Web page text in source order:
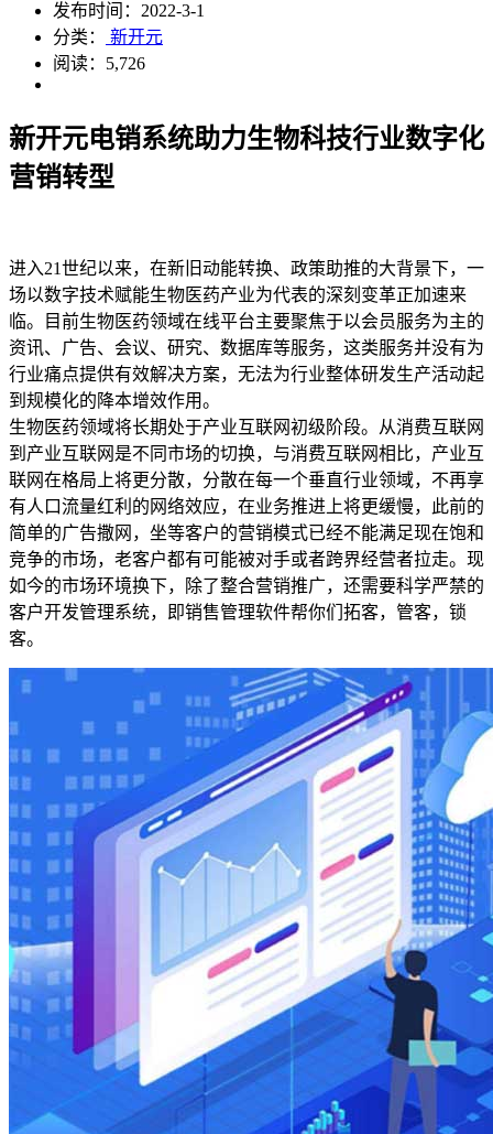
发布时间：2022-3-1
分类：
新开元
阅读：5,726
新开元电销系统助力生物科技行业数字化
营销转型
进入21世纪以来，在新旧动能转换、政策助推的大背景下，一
场以数字技术赋能生物医药产业为代表的深刻变革正加速来
临。目前生物医药领域在线平台主要聚焦于以会员服务为主的
资讯、广告、会议、研究、数据库等服务，这类服务并没有为
行业痛点提供有效解决方案，无法为行业整体研发生产活动起
到规模化的降本增效作用。
生物医药领域将长期处于产业互联网初级阶段。从消费互联网
到产业互联网是不同市场的切换，与消费互联网相比，产业互
联网在格局上将更分散，分散在每一个垂直行业领域，不再享
有人口流量红利的网络效应，在业务推进上将更缓慢，此前的
简单的广告撒网，坐等客户的营销模式已经不能满足现在饱和
竞争的市场，老客户都有可能被对手或者跨界经营者拉走。现
如今的市场环境换下，除了整合营销推广，还需要科学严禁的
客户开发管理系统，即销售管理软件帮你们拓客，管客，锁
客。